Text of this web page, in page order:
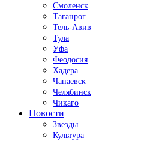
Смоленск
Таганрог
Тель-Авив
Тула
Уфа
Феодосия
Хадера
Чапаевск
Челябинск
Чикаго
Новости
Звезды
Культура